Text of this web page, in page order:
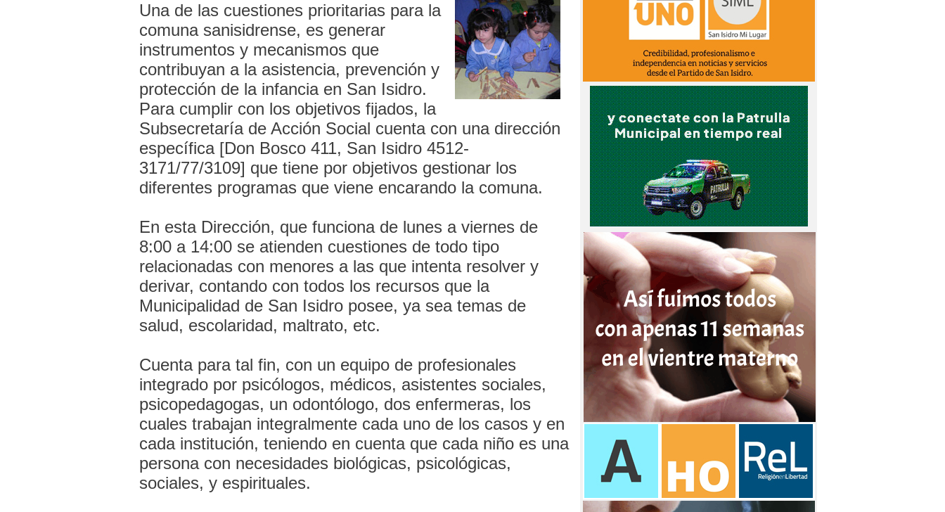
Una de las cuestiones prioritarias para la
comuna sanisidrense, es generar
instrumentos y mecanismos que
contribuyan a la asistencia, prevención y
protección de la infancia en San Isidro.
Para cumplir con los objetivos fijados, la
Subsecretaría de Acción Social cuenta con una dirección
específica [Don Bosco 411, San Isidro 4512-
3171/77/3109] que tiene por objetivos gestionar los
diferentes programas que viene encarando la comuna.
En esta Dirección, que funciona de lunes a viernes de
8:00 a 14:00 se atienden cuestiones de todo tipo
relacionadas con menores a las que intenta resolver y
derivar, contando con todos los recursos que la
Municipalidad de San Isidro posee, ya sea temas de
salud, escolaridad, maltrato, etc.
Cuenta para tal fin, con un equipo de profesionales
integrado por psicólogos, médicos, asistentes sociales,
psicopedagogas, un odontólogo, dos enfermeras, los
cuales trabajan integralmente cada uno de los casos y en
cada institución, teniendo en cuenta que cada niño es una
persona con necesidades biológicas, psicológicas,
sociales, y espirituales.